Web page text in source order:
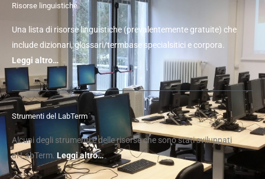
Risorse linguistiche
Una lista di risorse linguistiche (prevalentemente gratuite) che
include dizionari, glossari/termbase specialsitici e corpora.
Leggi altro…
Strumenti del LabTerm
Alcuni degli strumenti e delle risorse che sono stati sviluppati
al LabTerm. Leggi altro…